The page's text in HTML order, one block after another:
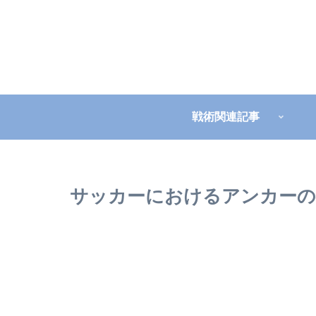
戦術関連記事
サッカーにおけるアンカー